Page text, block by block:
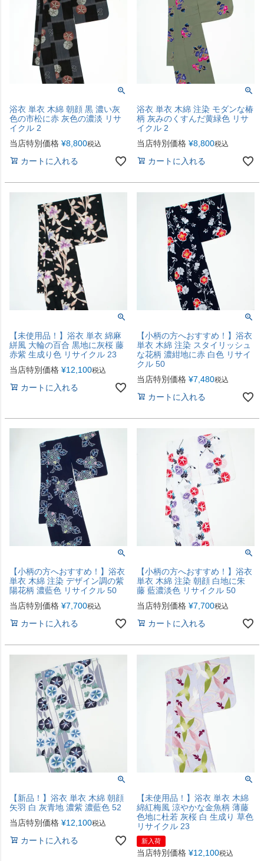
浴衣 単衣 木綿 朝顔 黒 濃い灰
色の市松に赤 灰色の濃淡 リサ
イクル 2
当店特別価格 ¥8,800税込
カートに入れる
浴衣 単衣 木綿 注染 モダンな椿
柄 灰みのくすんだ黄緑色 リサ
イクル 2
当店特別価格 ¥8,800税込
カートに入れる
【未使用品！】浴衣 単衣 綿麻
絣風 大輪の百合 黒地に灰桜 藤
赤紫 生成り色 リサイクル 23
当店特別価格 ¥12,100税込
カートに入れる
【小柄の方へおすすめ！】浴衣
単衣 木綿 注染 スタイリッシュ
な花柄 濃紺地に赤 白色 リサイ
クル 50
当店特別価格 ¥7,480税込
カートに入れる
【小柄の方へおすすめ！】浴衣
単衣 木綿 注染 デザイン調の紫
陽花柄 濃藍色 リサイクル 50
当店特別価格 ¥7,700税込
カートに入れる
【小柄の方へおすすめ！】浴衣
単衣 木綿 注染 朝顔 白地に朱
藤 藍濃淡色 リサイクル 50
当店特別価格 ¥7,700税込
カートに入れる
【新品！】浴衣 単衣 木綿 朝顔
矢羽 白 灰青地 濃紫 濃藍色 52
当店特別価格 ¥12,100税込
カートに入れる
【未使用品！】浴衣 単衣 木綿
綿紅梅風 涼やかな金魚柄 薄藤
色地に杜若 灰桜 白 生成り 草色
リサイクル 23
新入荷
当店特別価格 ¥12,100税込